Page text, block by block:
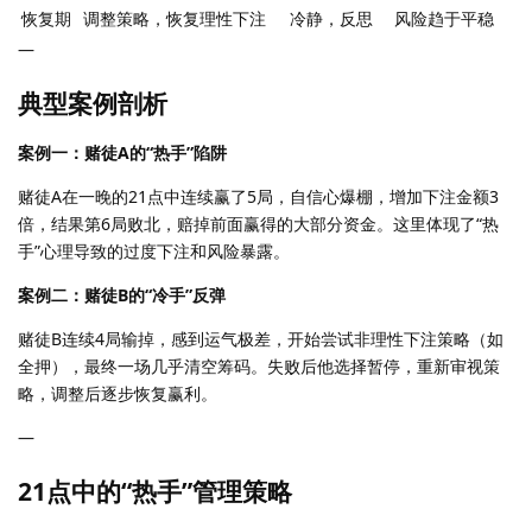
恢复期 调整策略，恢复理性下注 冷静，反思
风险趋于平稳
—
典型案例剖析
案例一：赌徒A的“热手”陷阱
赌徒A在一晚的21点中连续赢了5局，自信心爆棚，增加下注金额3
倍，结果第6局败北，赔掉前面赢得的大部分资金。这里体现了“热
手”心理导致的过度下注和风险暴露。
案例二：赌徒B的“冷手”反弹
赌徒B连续4局输掉，感到运气极差，开始尝试非理性下注策略（如
全押），最终一场几乎清空筹码。失败后他选择暂停，重新审视策
略，调整后逐步恢复赢利。
—
21点中的“热手”管理策略